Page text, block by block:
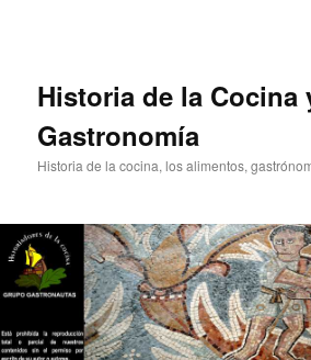
Historia de la Cocina
Gastronomía
Historia de la cocina, los alimentos,